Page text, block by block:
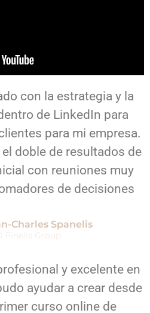
con la estrategia y la
de LinkedIn para
para mi empresa.
doble de resultados de
con reuniones muy
de decisiones
Charles Spanelis
Finelis Group
y excelente en
ayudar a crear desde
curso online de